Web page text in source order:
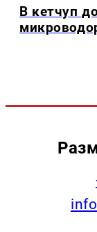
В кетчуп